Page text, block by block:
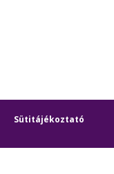
Sütitájékoztató